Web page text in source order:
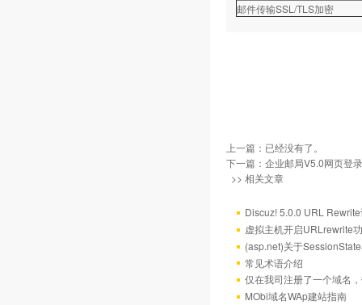
邮件传输SSL/TLS加密
上一篇：已经没有了。
下一篇： 企业邮局V5.0网页登
>> 相关文章
Discuz! 5.0.0 URL
虚拟主机开启URLrewrite
(asp.net)关于
常见术语介绍
仅在我司注册了一个域名
MObi域名WAp建站指南